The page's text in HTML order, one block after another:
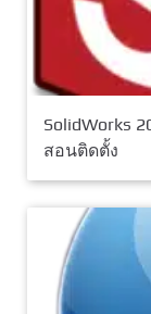
SolidWorks
สอนติดตั้ง